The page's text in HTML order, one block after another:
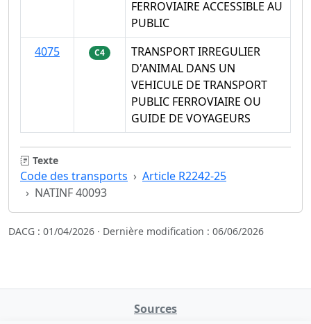
FERROVIAIRE ACCESSIBLE AU
PUBLIC
4075
C4
TRANSPORT IRREGULIER
D'ANIMAL DANS UN
VEHICULE DE TRANSPORT
PUBLIC FERROVIAIRE OU
GUIDE DE VOYAGEURS
Texte
Code des transports
Article R2242-25
NATINF 40093
DACG : 01/04/2026 · Dernière modification : 06/06/2026
Sources